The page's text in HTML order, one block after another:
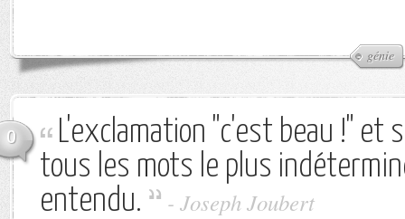
génie
0
L'exclamation "c'est beau !" et
tous les mots le plus
entendu.
- Joseph Joubert